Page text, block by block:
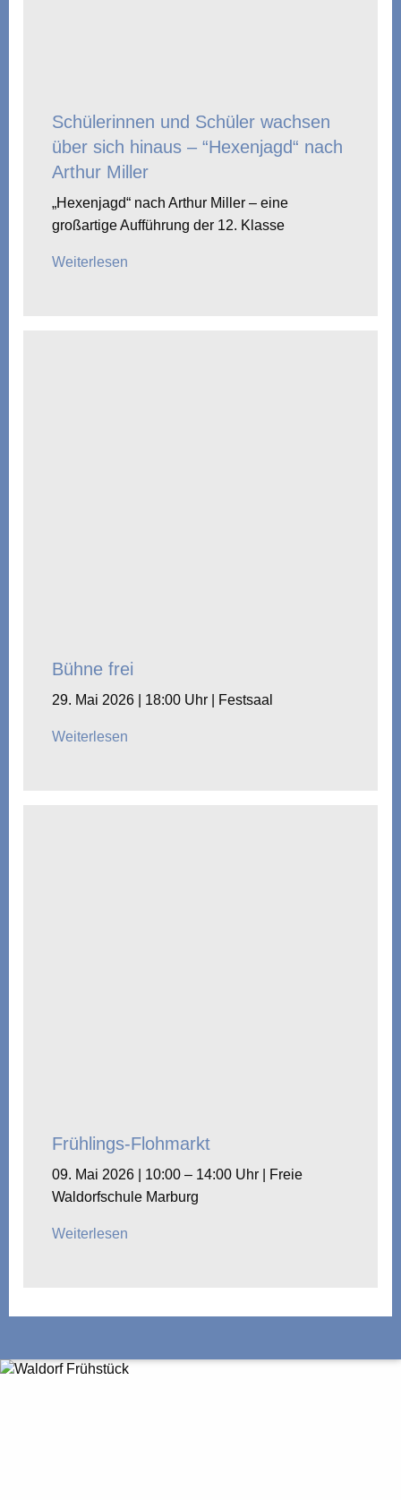
Schülerinnen und Schüler wachsen
über sich hinaus – “Hexenjagd“ nach
Arthur Miller
„Hexenjagd“ nach Arthur Miller – eine
großartige Aufführung der 12. Klasse
Weiterlesen
Bühne frei
29. Mai 2026 | 18:00 Uhr | Festsaal
Weiterlesen
Frühlings-Flohmarkt
09. Mai 2026 | 10:00 – 14:00 Uhr | Freie
Waldorfschule Marburg
Weiterlesen